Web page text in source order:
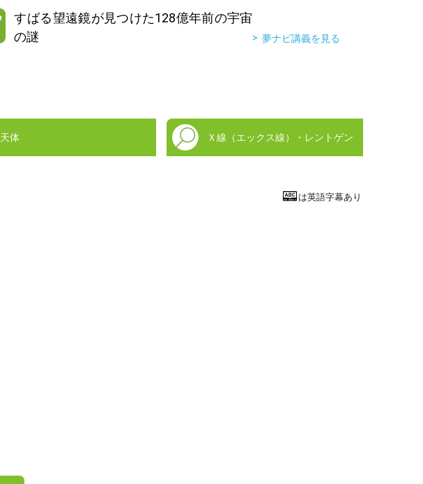
すばる望遠鏡が見つけた128億年前の宇宙
の謎
夢ナビ講義を見る
天体 Ｘ線（エックス線）・レントゲン
は英語字幕あり